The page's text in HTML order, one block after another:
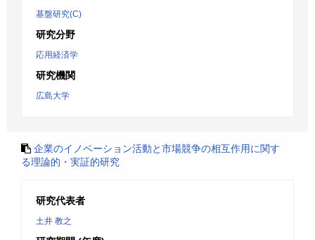
基盤研究(C)
研究分野
応用経済学
研究機関
広島大学
企業のイノベーション活動と市場競争の相互作用に関す
る理論的・実証的研究
研究代表者
土井 教之